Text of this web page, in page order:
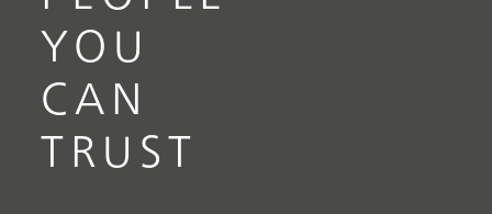
YOU
CAN
TRUST